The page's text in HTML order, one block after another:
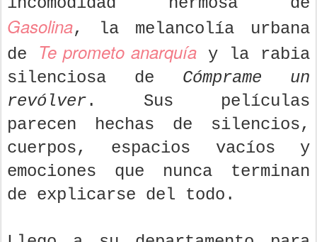
Gasolina, la melancolía urbana
de Te prometo anarquía y la rabia
silenciosa de Cómprame un
revólver. Sus películas
parecen hechas de silencios,
cuerpos, espacios vacíos y
emociones que nunca terminan
de explicarse del todo.